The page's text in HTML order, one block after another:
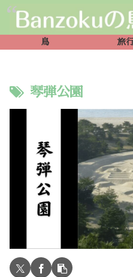
鳥 旅
琴弾公園